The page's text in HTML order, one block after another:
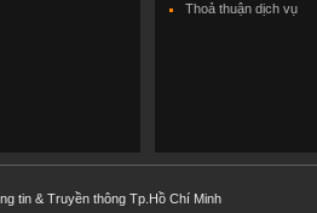
Thoả thuận dịch vụ
tin & Truyền thông Tp.Hồ Chí Minh